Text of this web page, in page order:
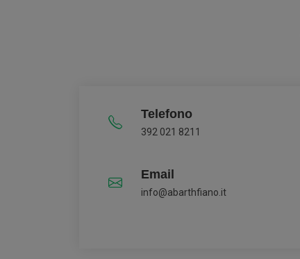
Telefono
392 021 8211
Email
info@abarthfiano.it